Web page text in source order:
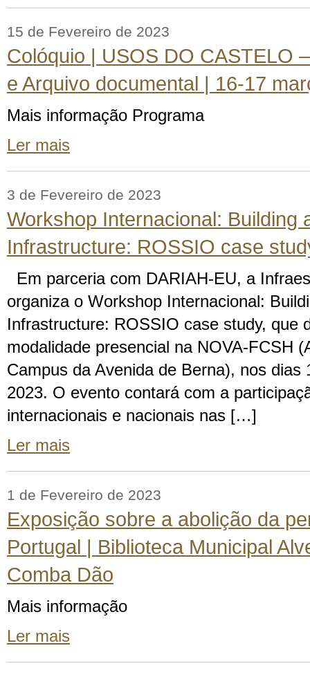
15 de Fevereiro de 2023
Colóquio | USOS DO CASTELO
e Arquivo documental | 16-17
Mais informação Programa
Ler mais
3 de Fevereiro de 2023
Workshop Internacional: Building
Infrastructure: ROSSIO case
Em parceria com DARIAH-EU, a
organiza o Workshop Internacional:
Infrastructure: ROSSIO case study, que
modalidade presencial na NOVA-FCSH
Campus da Avenida de Berna), nos dias
2023. O evento contará com a
internacionais e nacionais nas […]
Ler mais
1 de Fevereiro de 2023
Exposição sobre a abolição da
Portugal | Biblioteca Municipal
Comba Dão
Mais informação
Ler mais